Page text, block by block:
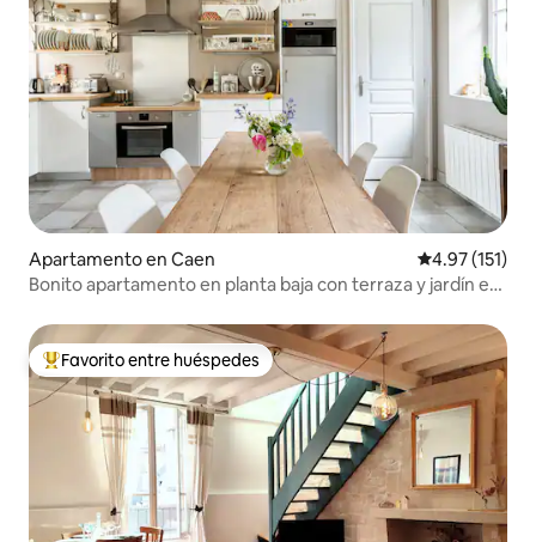
Apartamento en Caen Calificación
4.97 (151)
Bonito apartamento en planta baja con terraza y jardín en
Favorito entre huéspedes preferido
Favorito entre huéspedes